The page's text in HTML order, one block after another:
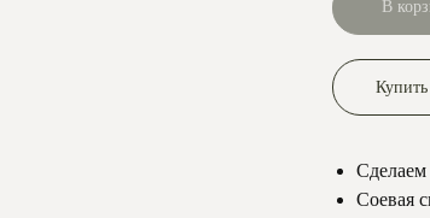
В
Сделаем
Соевая